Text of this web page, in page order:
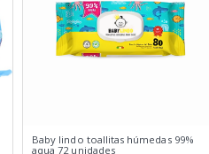
Baby lindo toallitas húmedas 99%
aqua 72 unidades